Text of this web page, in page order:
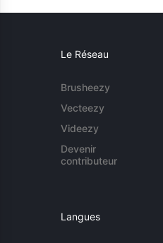
Le Réseau
Brusheezy
Vecteezy
Videezy
Devenir
contributeur
Langues